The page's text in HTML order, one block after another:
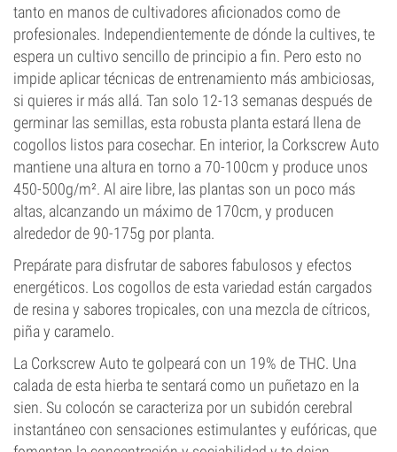
tanto en manos de cultivadores aficionados como de
profesionales. Independientemente de dónde la cultives, te
espera un cultivo sencillo de principio a fin. Pero esto no
impide aplicar técnicas de entrenamiento más ambiciosas,
si quieres ir más allá. Tan solo 12-13 semanas después de
germinar las semillas, esta robusta planta estará llena de
cogollos listos para cosechar. En interior, la Corkscrew Auto
mantiene una altura en torno a 70-100cm y produce unos
450-500g/m². Al aire libre, las plantas son un poco más
altas, alcanzando un máximo de 170cm, y producen
alrededor de 90-175g por planta.
Prepárate para disfrutar de sabores fabulosos y efectos
energéticos. Los cogollos de esta variedad están cargados
de resina y sabores tropicales, con una mezcla de cítricos,
piña y caramelo.
La Corkscrew Auto te golpeará con un 19% de THC. Una
calada de esta hierba te sentará como un puñetazo en la
sien. Su colocón se caracteriza por un subidón cerebral
instantáneo con sensaciones estimulantes y eufóricas, que